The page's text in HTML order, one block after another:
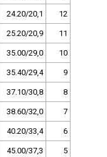
24.20/20,1 12
25.20/20,9 11
35.00/29,0 10
35.40/29,4 9
37.10/30,8 8
38.60/32,0 7
40.20/33,4 6
45.00/37,3 5